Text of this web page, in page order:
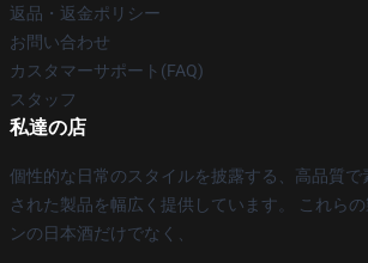
返品・返金ポリシー
お問い合わせ
カスタマーサポート(FAQ)
スタッフ
私達の店
個性的な日常のスタイルを披露する、高品質で
された製品を幅広く提供しています。 これら
ンの日本酒だけでなく、